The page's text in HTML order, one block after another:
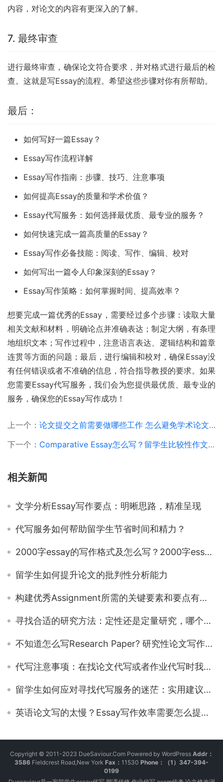
内容，对论文的内容有更深入的了解。
7. 最终审查
进行最终审查，确保论文符合要求，并对格式进行最后的检
查。这就是写Essay的流程。希望这些步骤对你有所帮助。
最后：
如何写好一篇Essay？
Essay写作流程详解
Essay写作指南：步骤、技巧、注意事项
如何提高Essay的质量和学术价值？
Essay代写服务：如何选择最优质、最专业的服务？
如何快速完成一篇高质量的Essay？
Essay写作必备技能：阅读、写作、编辑、校对
如何写出一篇令人印象深刻的Essay？
Essay写作策略：如何掌握时间、提高效率？
想要完成一篇优秀的Essay，需要经过多个步骤：读取大量
相关文献和材料，明确论点并准确表达；制定大纲，有条理
地组织文本；写作过程中，注意语言表达、逻辑结构和篇章
连贯等方面的问题；最后，进行编辑和校对，确保Essay没
有任何错误或者不准确的信息，符合指导教授的要求。如果
您需要Essay代写服务，我们会为您提供最优质、最专业的
服务，确保您的Essay写作成功！
上一个： 论文提交之前需要做哪些工作 怎么避免学术论文语句冗长
下一个： Comparative Essay怎么写？留学生比较性作文写作技巧
相关新闻
文学分析Essay写作要点：明晰思路，精准呈现
代写服务如何帮助留学生节省时间和精力？
2000字essay的写作格式及怎么写？2000字essay要写多久？
留学生如何提升论文的批判性分析能力
构建优秀Assignment所需的关键要素和要点有哪些？
寻找合适的研究方法：定性还是定量研究，哪个适合你？
不知道怎么写Research Paper? 研究性论文写作技巧分享!
代写注意事项：在找论文代写或者作业代写时我们需要注意什么？
留学生如何应对寻找代写服务的迷茫：实用建议与指导
英语论文写的太慢？Essay写作效率需要怎么提上去
Copyright © 2011-2023 DueSaviour.Com Powered by WordPress Addr：
3586 Fieldcrest Road,New York Fax： 11530 Phone：（1）347-394-
0199